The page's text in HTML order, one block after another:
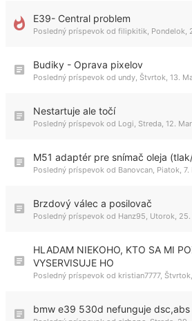
E39- Central problem
Posledný príspevok od filipkitik Pondelok,
Budiky - Oprava pixelov
Posledný príspevok od undy Štvrtok, 13.
Nestartuje ale točí
Posledný príspevok od Logi Streda, 12.
M51 adaptér pre snímač oleja
Posledný príspevok od Banovcan Piatok, 7.
Brzdový válec a posilovač
Posledný príspevok od Hanz95 Utorok, 25.
HLADAM NIEKOHO, KTO SA MI
VYSERVISUJE HO
Posledný príspevok od kristian7777,
bmw e39 530d nefunguje dsc,abs